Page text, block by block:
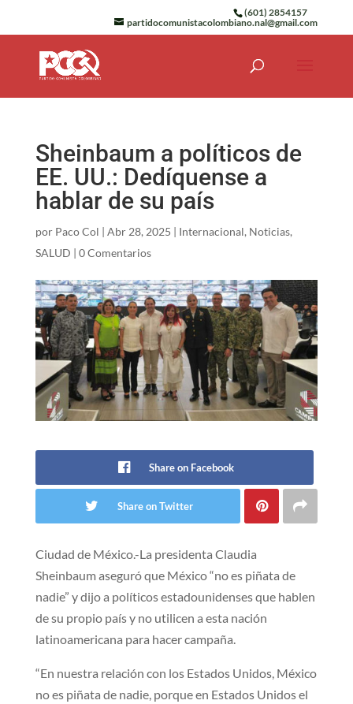
(601) 2854157
partidocomunistacolombiano.nal@gmail.com
Sheinbaum a políticos de
EE. UU.: Dedíquense a
hablar de su país
por Paco Col | Abr 28, 2025 | Internacional, Noticias,
SALUD | 0 Comentarios
Share on Facebook
Share on Twitter
Ciudad de México.-La presidenta Claudia
Sheinbaum aseguró que México “no es piñata de
nadie” y dijo a políticos estadounidenses que hablen
de su propio país y no utilicen a esta nación
latinoamericana para hacer campaña.
“En nuestra relación con los Estados Unidos, México
no es piñata de nadie, porque en Estados Unidos el